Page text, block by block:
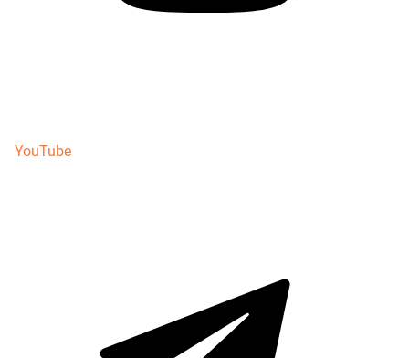
YouTube